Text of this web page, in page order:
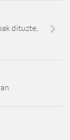
dituzte,